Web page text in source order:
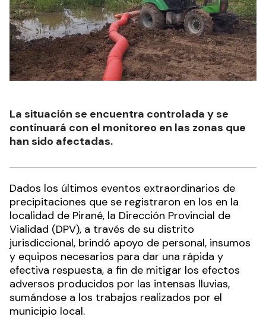
La situación se encuentra controlada y se
continuará con el monitoreo en las zonas que
han sido afectadas.
Dados los últimos eventos extraordinarios de
precipitaciones que se registraron en los en la
localidad de Pirané, la Dirección Provincial de
Vialidad (DPV), a través de su distrito
jurisdiccional, brindó apoyo de personal, insumos
y equipos necesarios para dar una rápida y
efectiva respuesta, a fin de mitigar los efectos
adversos producidos por las intensas lluvias,
sumándose a los trabajos realizados por el
municipio local.